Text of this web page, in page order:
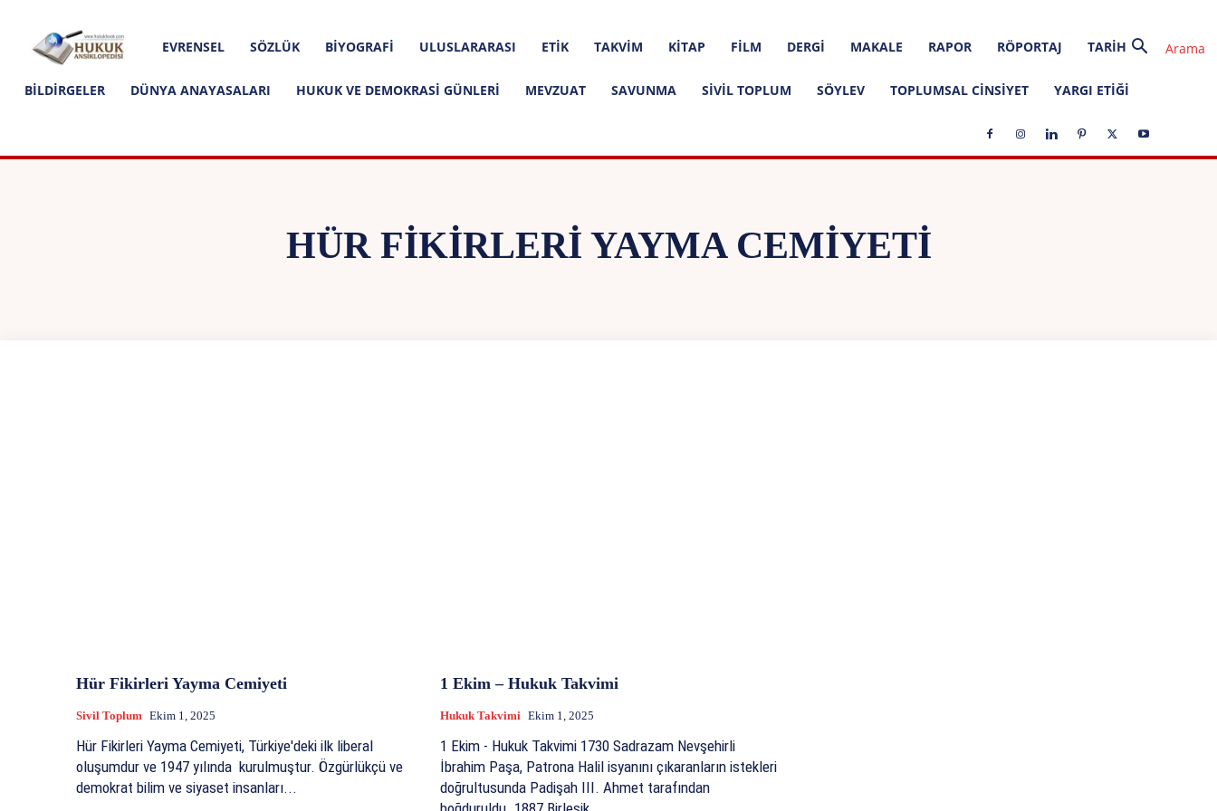
Hukuk
Ansiklopedisi
EVRENSEL SÖZLÜK BIYOGRAFI ULUSLARARASI ETIK TAKVIM KITAP FILM DERGI MAKALE RAPOR RÖPORTAJ TARIH
BILDIRGELER DÜNYA ANAYASALARI HUKUK VE DEMOKRASI GÜNLERI MEVZUAT SAVUNMA SIVIL TOPLUM SÖYLEV TOPLUMSAL CINSIYET YARGI ETIĞI
HÜR FIKIRLERI YAYMA CEMIYETI
Hür Fikirleri Yayma Cemiyeti
Sivil Toplum Ekim 1, 2025
Hür Fikirleri Yayma Cemiyeti, Türkiye'deki ilk liberal
oluşumdur ve 1947 yılında kurulmuştur. Özgürlükçü ve
demokrat bilim ve siyaset insanları...
1 Ekim – Hukuk Takvimi
Hukuk Takvimi Ekim 1, 2025
1 Ekim - Hukuk Takvimi 1730 Sadrazam Nevşehirli
İbrahim Paşa, Patrona Halil isyanını çıkaranların istekleri
doğrultusunda Padişah III. Ahmet tarafından